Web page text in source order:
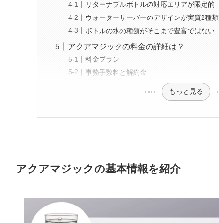
リターナブルボトルの対応エリアが限定的
ウォーターサーバーのデザインが実質2種類
ボトルの水の種類がそこまで豊富ではない
アクアマジックの料金の詳細は？
料金プラン
事務手数料と解約金
もっと見る
アクアマジックの基本情報を紹介